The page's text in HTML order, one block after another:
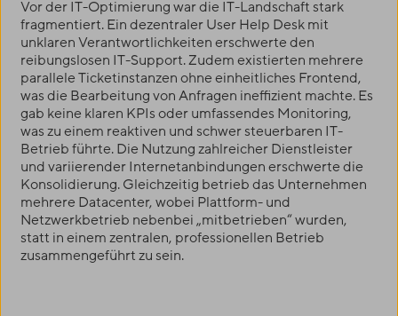
Vor der IT-Optimierung war die IT-Landschaft stark
fragmentiert. Ein dezentraler User Help Desk mit
unklaren Verantwortlichkeiten erschwerte den
reibungslosen IT-Support. Zudem existierten mehrere
parallele Ticketinstanzen ohne einheitliches Frontend,
was die Bearbeitung von Anfragen ineffizient machte. Es
gab keine klaren KPIs oder umfassendes Monitoring,
was zu einem reaktiven und schwer steuerbaren IT-
Betrieb führte. Die Nutzung zahlreicher Dienstleister
und variierender Internetanbindungen erschwerte die
Konsolidierung. Gleichzeitig betrieb das Unternehmen
mehrere Datacenter, wobei Plattform- und
Netzwerkbetrieb nebenbei „mitbetrieben“ wurden,
statt in einem zentralen, professionellen Betrieb
zusammengeführt zu sein.